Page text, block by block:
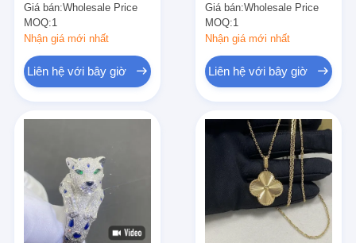
rắn vòng tay vòng tay
Giá bán:Wholesale Price
MOQ:1
Nhận giá mới nhất
Liên hệ với bây giờ
rắn vòng tay
Giá bán:Wholesale Price
MOQ:1
Nhận giá mới nhất
Liên hệ với bây giờ